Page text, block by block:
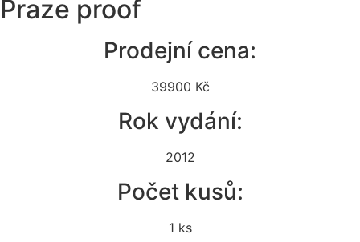
Praze proof
Prodejní cena:
39900 Kč
Rok vydání:
2012
Počet kusů:
1 ks